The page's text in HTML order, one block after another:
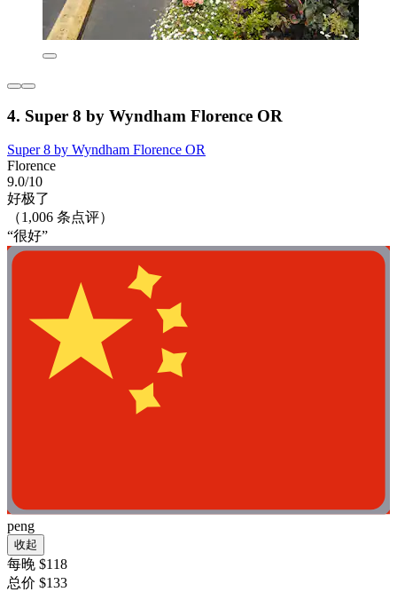
4. Super 8 by Wyndham Florence OR
Super 8 by Wyndham Florence OR
Florence
9.0/10
好极了
（1,006 条点评）
“很好”
peng
收起
每晚 $118
总价 $133